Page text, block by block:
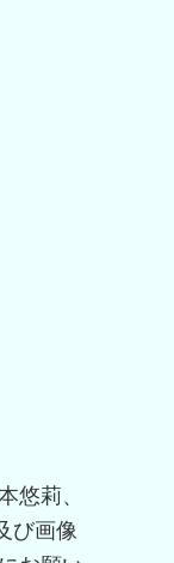
悠莉、
び画像